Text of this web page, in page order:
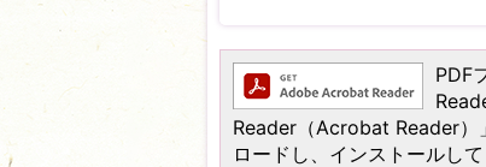
PDF
Reader（Acrobat Reader）
ロードし、インストールして